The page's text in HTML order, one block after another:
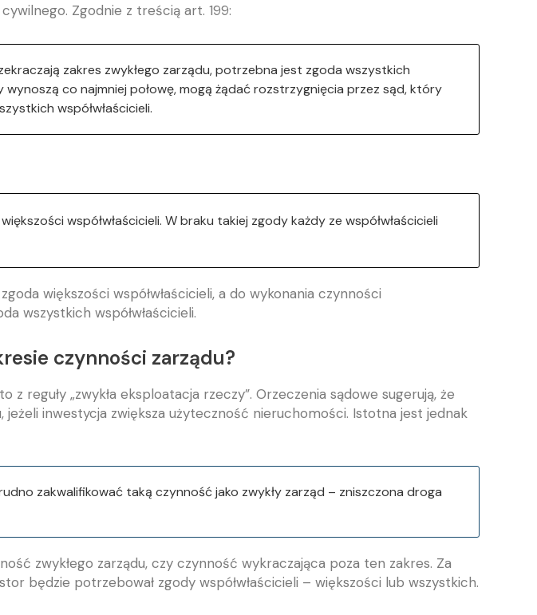
Zgodnie z treścią art. 199:
zakres zwykłego zarządu, potrzebna jest zgoda wszystkich
wynoszą co najmniej połowę, mogą żądać rozstrzygnięcia przez sąd, który
współwłaścicieli.
współwłaścicieli. W braku takiej zgody każdy ze współwłaścicieli
większości współwłaścicieli, a do wykonania czynności
wszystkich współwłaścicieli.
czynności zarządu?
reguły „zwykła eksploatacja rzeczy”. Orzeczenia sądowe sugerują, że
jeżeli inwestycja zwiększa użyteczność nieruchomości. Istotna jest jednak
zakwalifikować taką czynność jako zwykły zarząd – zniszczona droga
zwykłego zarządu, czy czynność wykraczająca poza ten zakres. Za
będzie potrzebował zgody współwłaścicieli – większości lub wszystkich.